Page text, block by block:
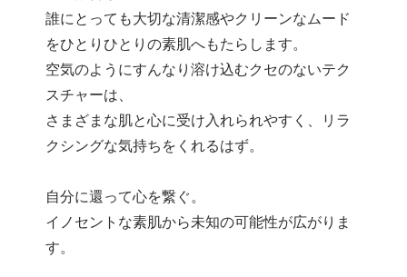
誰にとっても大切な清潔感やクリーンなムード
をひとりひとりの素肌へもたらします。
空気のようにすんなり溶け込むクセのないテク
スチャーは、
さまざまな肌と心に受け入れられやすく、リラ
クシングな気持ちをくれるはず。
自分に還って心を繋ぐ。
イノセントな素肌から未知の可能性が広がりま
す。